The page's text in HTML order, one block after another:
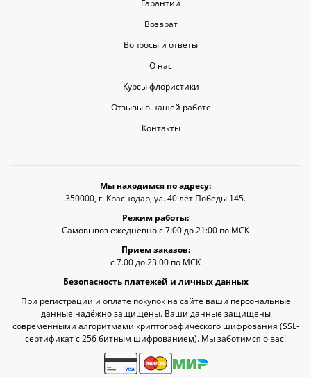
Гарантии
Возврат
Вопросы и ответы
О нас
Курсы флористики
Отзывы о нашей работе
Контакты
Мы находимся по адресу:
350000, г. Краснодар, ул. 40 лет Победы 145.
Режим работы:
Самовывоз ежедневно с 7:00 до 21:00 по МСК
Прием заказов:
с 7.00 до 23.00 по МСК
Безопасность платежей и личных данных
При регистрации и оплате покупок на сайте ваши персональные
данные надёжно защищены. Ваши данные защищены
современными алгоритмами криптографического шифрования (SSL-
сертификат c 256 битным шифрованием). Мы заботимся о вас!